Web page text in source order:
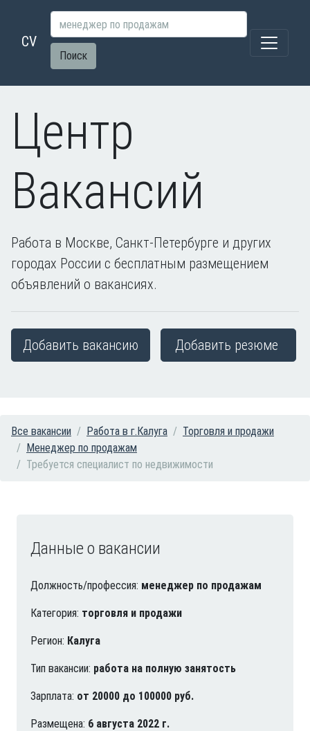
CV
Поиск
Центр
Вакансий
Работа в Москве, Санкт-Петербурге и других
городах России с бесплатным размещением
объявлений о вакансиях.
Добавить вакансию Добавить резюме
Все вакансии Работа в г.Калуга
Торговля и продажи
Менеджер по продажам
Требуется специалист по недвижимости
Данные о вакансии
Должность/профессия: менеджер по продажам
Категория: торговля и продажи
Регион: Калуга
Тип вакансии: работа на полную занятость
Зарплата: от 20000 до 100000 руб.
Размещена: 6 августа 2022 г.